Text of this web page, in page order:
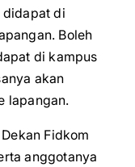
didapat di
Boleh
di kampus
akan
lapangan.
Fidkom
anggotanya